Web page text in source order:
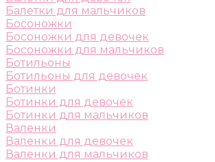
Балетки для мальчиков
Босоножки
Босоножки для девочек
Босоножки для мальчиков
Ботильоны
Ботильоны для девочек
Ботинки
Ботинки для девочек
Ботинки для мальчиков
Валенки
Валенки для девочек
Валенки для мальчиков